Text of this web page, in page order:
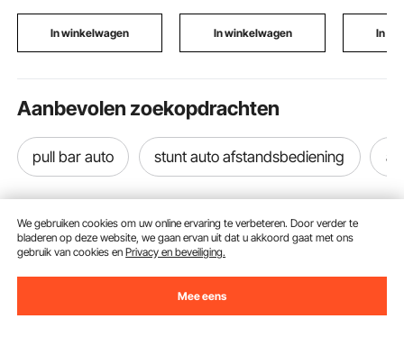
Watertafel, voor
Kinderen van 3-6 Jaar
In winkelwagen In winkelwagen
fitness en
In
Aanbevolen zoekopdrachten
pull bar auto stunt auto afstandsbediening
Ontvang 5 € korting als je je inschrijft voor e-mails
met besparingen en tips.
We gebruiken cookies om uw online ervaring te verbeteren. Door verder te
bladeren op deze website, we gaan ervan uit dat u akkoord gaat met ons
gebruik van cookies enPrivacy en beveiliging.
Mee eens